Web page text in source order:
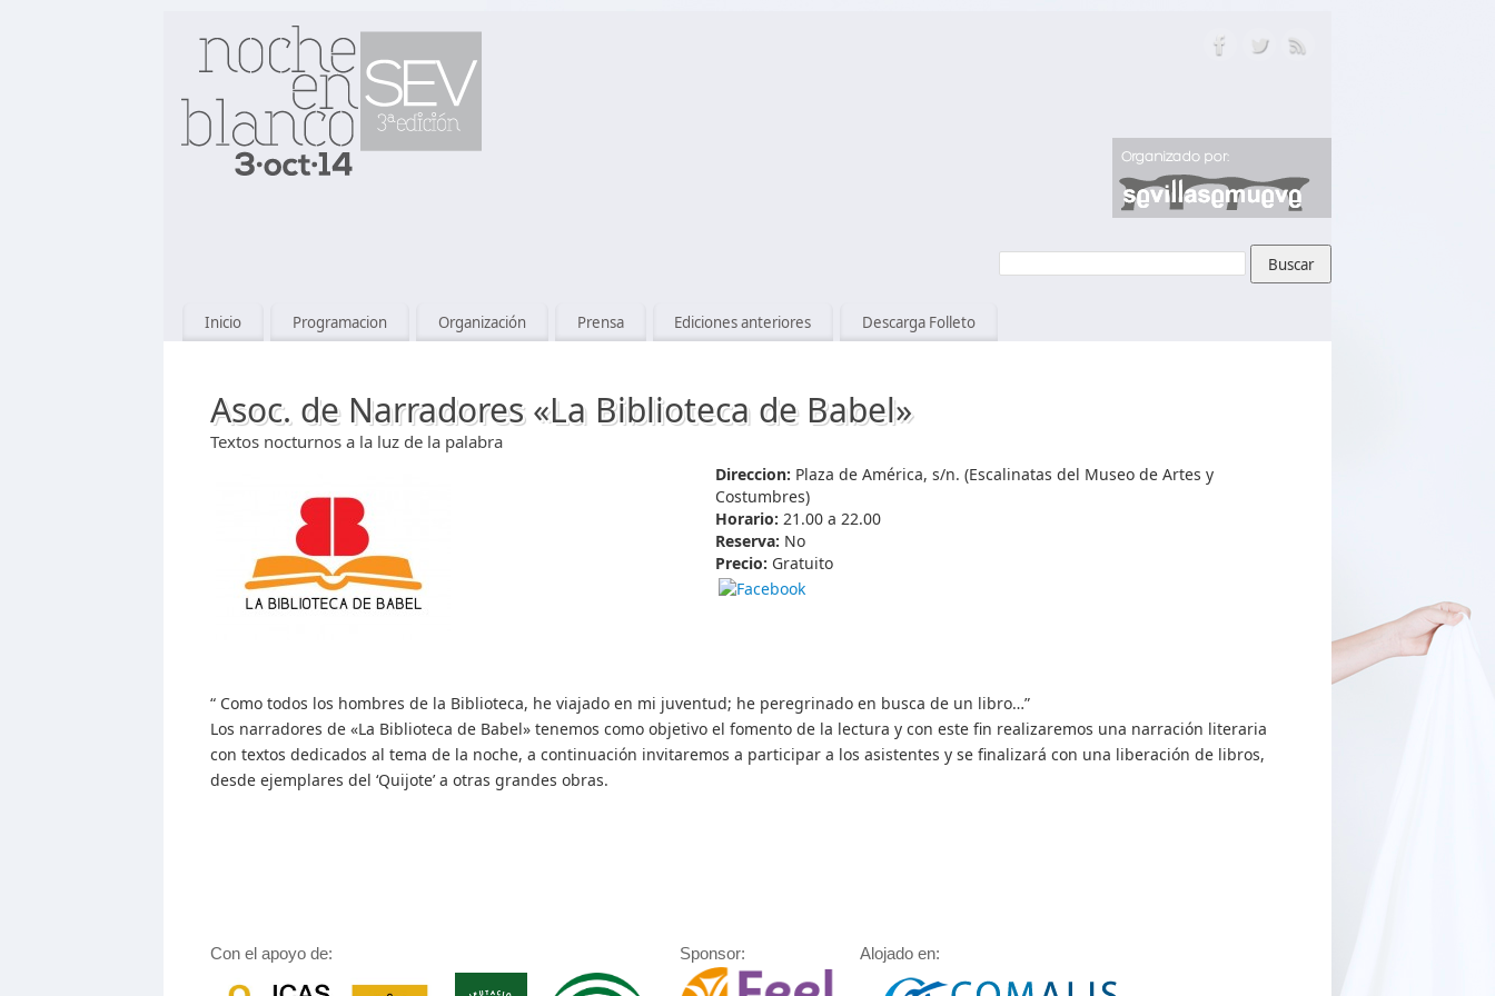
Inicio Programacion Organización Prensa Ediciones anteriores Descarga Folleto
Asoc. de Narradores «La Biblioteca de Babel»
Textos nocturnos a la luz de la palabra
Direccion: Plaza de América, s/n. (Escalinatas del Museo de Artes y
Costumbres)
Horario: 21.00 a 22.00
Reserva: No
Precio: Gratuito
“ Como todos los hombres de la Biblioteca, he viajado en mi juventud; he peregrinado en busca de un libro…”
Los narradores de «La Biblioteca de Babel» tenemos como objetivo el fomento de la lectura y con este fin realizaremos una narración literaria
con textos dedicados al tema de la noche, a continuación invitaremos a participar a los asistentes y se finalizará con una liberación de libros,
desde ejemplares del ‘Quijote’ a otras grandes obras.
Con el apoyo de: Sponsor: Alojado en: